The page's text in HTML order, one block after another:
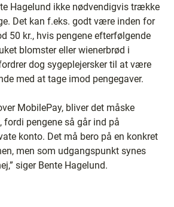
Hagelund ikke nødvendigvis trække
Det kan f.eks. godt være inden for
50 kr., hvis pengene efterfølgende
blomster eller wienerbrød i
dog sygeplejersker til at være
med at tage imod pengegaver.
MobilePay, bliver det måske
fordi pengene så går ind på
konto. Det må bero på en konkret
men som udgangspunkt synes
siger Bente Hagelund.